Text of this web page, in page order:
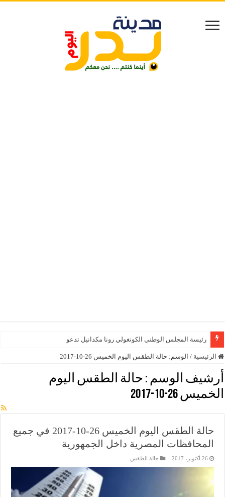
رئيسة المجلس الوطني الكونغولي رونا مكدانيل تدعو إلى الت
الرئيسية / الوسم: حالة الطقس اليوم الخميس 26-10-2017
أرشيف الوسم : حالة الطقس اليوم
الخميس 26-10-2017
حالة الطقس اليوم الخميس 26-10-2017 في جميع
المحافظات المصرية داخل الجمهورية
26 أكتوبر، 2017 حالة الطقس